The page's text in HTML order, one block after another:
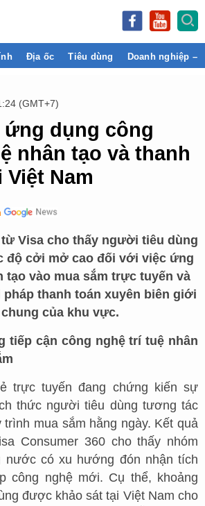
Địa ốc Tiêu dùng Doanh nghiệp –
(GMT+7)
dụng công
nhân tạo và thanh
Nam
Visa cho thấy người tiêu dùng
độ cởi mở cao đối với việc ứng
tạo vào mua sắm trực tuyến và
thanh toán xuyên biên giới
của khu vực.
tiếp cận công nghệ trí tuệ nhân
trực tuyến đang chứng kiến sự
thức người tiêu dùng tương tác
trình mua sắm hằng ngày. Kết quả
Consumer 360 cho thấy nhóm
nước có xu hướng đón nhận tích
công nghệ mới. Cụ thể, khoảng
được khảo sát tại Việt Nam cho